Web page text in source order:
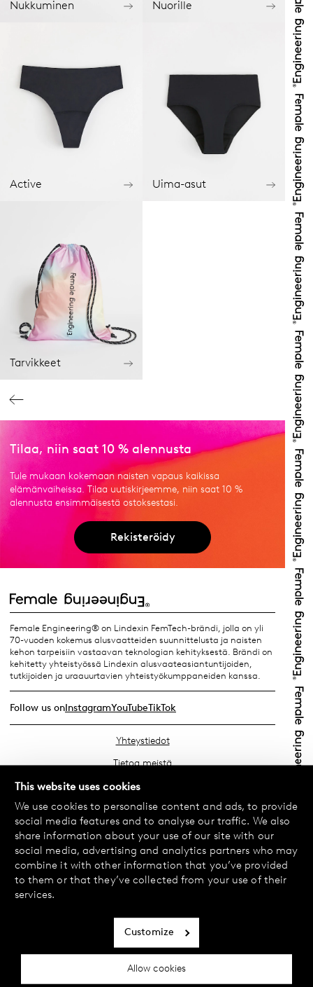
This website uses cookies
We use cookies to personalise content and ads, to provide
social media features and to analyse our traffic. We also
share information about your use of our site with our
social media, advertising and analytics partners who may
combine it with other information that you’ve provided
to them or that they’ve collected from your use of their
services.
Allow cookies
Customize
Nukkuminen Nuorille
Active Uima-asut
Tarvikkeet
Tilaa, niin saat 10 % alennusta
Tule mukaan kokemaan naisten vapaus kaikissa
elämänvaiheissa. Tilaa uutiskirjeemme, niin saat 10 %
alennusta ensimmäisestä ostoksestasi.
Rekisteröidy
Female Engineering® on Lindexin FemTech-brändi, jolla on yli
70-vuoden kokemus alusvaatteiden suunnittelusta ja naisten
kehon tarpeisiin vastaavan teknologian kehityksestä. Brändi on
kehitetty yhteistyössä Lindexin alusvaateasiantuntijoiden,
tutkijoiden ja uraauurtavien yhteistyökumppaneiden kanssa.
Follow us onInstagramYouTubeTikTok
Yhteystiedot
Tietoa meistä
Etsi lähin myymäläsi
Usein kysyttyä
Käyttöehdot
Tietosuojakäytäntö
Vaihdot ja palautukset
Evästekäytäntö
Evästeasetukset